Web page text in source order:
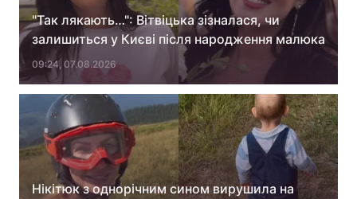
"Так лякають…": Вітвіцька зізналася, чи
залишиться у Києві після народження малюка
09:24, 07.08.2026
Нікітюк з однорічним сином вирушила на